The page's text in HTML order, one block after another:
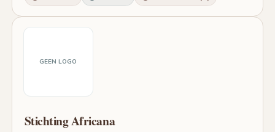
GEEN LOGO
Stichting Africana